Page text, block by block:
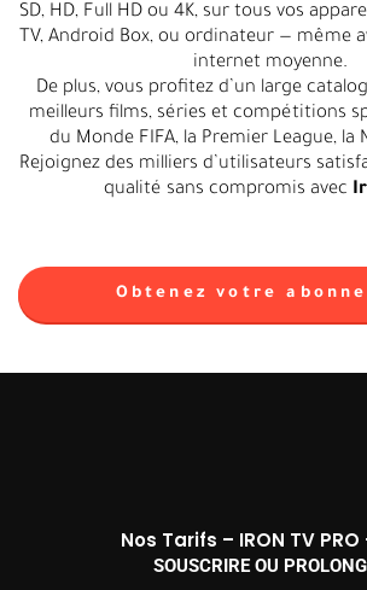
SD, HD, Full HD ou 4K, sur tous vos
TV, Android Box, ou ordinateur — même
internet moyenne.
De plus, vous profitez d’un large
meilleurs films, séries et compétitions
du Monde FIFA, la Premier League, la
Rejoignez des milliers d’utilisateurs
qualité sans compromis avec
Obtenez votre
Nos Tarifs – IRON TV
SOUSCRIRE OU